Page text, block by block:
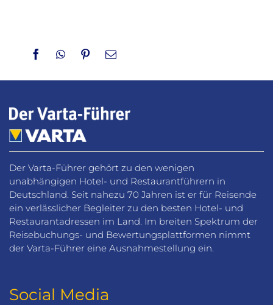
FacebookWhatsApp
PinterestEmail
Der Varta-Führer gehört zu den wenigen
unabhängigen Hotel- und Restaurantführern in
Deutschland. Seit nahezu 70 Jahren ist er für Reisende
ein verlässlicher Begleiter zu den besten Hotel- und
Restaurantadressen im Land. Im breiten Spektrum der
Reisebuchungs- und Bewertungsplattformen nimmt
der Varta-Führer eine Ausnahmestellung ein.
Social Media